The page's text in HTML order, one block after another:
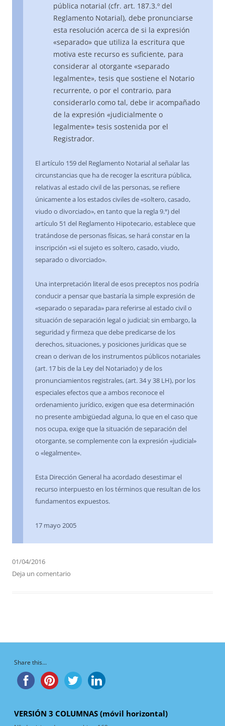
pública notarial (cfr. art. 187.3.º del
Reglamento Notarial), debe pronunciarse
esta resolución acerca de si la expresión
«separado» que utiliza la escritura que
motiva este recurso es suficiente, para
considerar al otorgante «separado
legalmente», tesis que sostiene el Notario
recurrente, o por el contrario, para
considerarlo como tal, debe ir acompañado
de la expresión «judicialmente o
legalmente» tesis sostenida por el
Registrador.
El artículo 159 del Reglamento Notarial al señalar las
circunstancias que ha de recoger la escritura pública,
relativas al estado civil de las personas, se refiere
únicamente a los estados civiles de «soltero, casado,
viudo o divorciado», en tanto que la regla 9.ª) del
artículo 51 del Reglamento Hipotecario, establece que
tratándose de personas físicas, se hará constar en la
inscripción «si el sujeto es soltero, casado, viudo,
separado o divorciado».
Una interpretación literal de esos preceptos nos podría
conducir a pensar que bastaría la simple expresión de
«separado o separada» para referirse al estado civil o
situación de separación legal o judicial; sin embargo, la
seguridad y firmeza que debe predicarse de los
derechos, situaciones, y posiciones jurídicas que se
crean o derivan de los instrumentos públicos notariales
(art. 17 bis de la Ley del Notariado) y de los
pronunciamientos registrales, (art. 34 y 38 LH), por los
especiales efectos que a ambos reconoce el
ordenamiento jurídico, exigen que esa determinación
no presente ambigüedad alguna, lo que en el caso que
nos ocupa, exige que la situación de separación del
otorgante, se complemente con la expresión «judicial»
o «legalmente».
Esta Dirección General ha acordado desestimar el
recurso interpuesto en los términos que resultan de los
fundamentos expuestos.
17 mayo 2005
01/04/2016
Deja un comentario
Share this...
VERSIÓN 3 COLUMNAS (móvil horizontal)